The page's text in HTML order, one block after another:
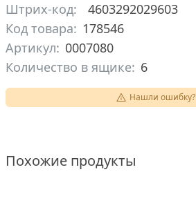
Штрих-код:
4603292029603
Код товара: 178546
Артикул: 0007080
Количество в ящике: 6
Нашли ошибку?
Похожие продукты